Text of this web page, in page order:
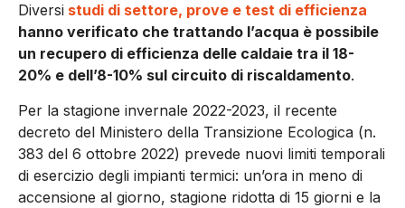
Diversi studi di settore, prove e test di efficienza
hanno verificato che trattando l’acqua è possibile
un recupero di efficienza delle caldaie tra il 18-
20% e dell’8-10% sul circuito di riscaldamento.
Per la stagione invernale 2022-2023, il recente
decreto del Ministero della Transizione Ecologica (n.
383 del 6 ottobre 2022) prevede nuovi limiti temporali
di esercizio degli impianti termici: un’ora in meno di
accensione al giorno, stagione ridotta di 15 giorni e la